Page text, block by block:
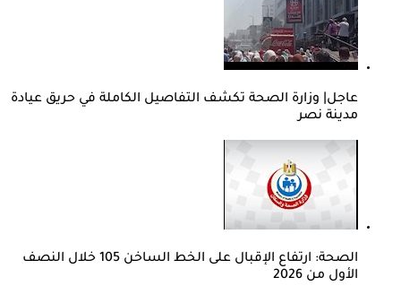
عاجل| وزارة الصحة تكشف التفاصيل الكاملة في حريق عيادة
مدينة نصر
الصحة: ارتفاع الإقبال على الخط الساخن 105 خلال النصف
الأول من 2026